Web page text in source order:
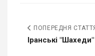
ПОПЕРЕДНЯ
Іранські